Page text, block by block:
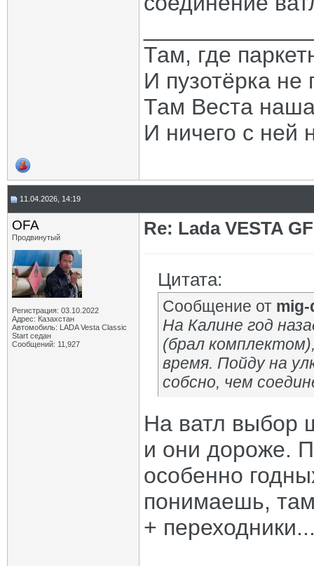
Там, где
И пузотёрка не
Там Веста
И ничего с ней
11.04.2026, 14:19
OFA
Продвинутый
Регистрация: 03.10.2022
Адрес: Казахстан
Автомобиль: LADA Vesta Classic
Start седан
Сообщений: 11,927
Re: Lada VESTA
Цитата:
Сообщение от
На Калине год
(брал
время. Пойду на
собсно, чем
На ватл выбор
и они дороже.
особенно
понимаешь,
+